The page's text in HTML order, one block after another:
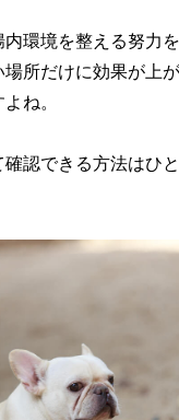
環境を整える努力
所だけに効果が上
ね。
認できる方法はひと